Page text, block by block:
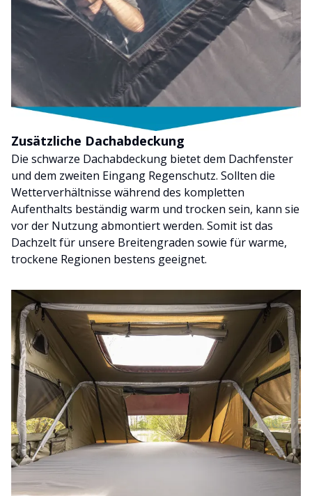
Zusätzliche Dachabdeckung
Die schwarze Dachabdeckung bietet dem Dachfenster
und dem zweiten Eingang Regenschutz. Sollten die
Wetterverhältnisse während des kompletten
Aufenthalts beständig warm und trocken sein, kann sie
vor der Nutzung abmontiert werden. Somit ist das
Dachzelt für unsere Breitengraden sowie für warme,
trockene Regionen bestens geeignet.